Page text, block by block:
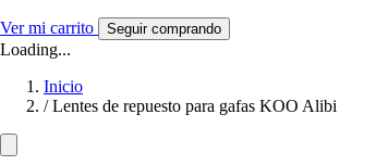
Ver mi carrito Seguir comprando
Loading...
Inicio
/ Lentes de repuesto para gafas KOO Alibi